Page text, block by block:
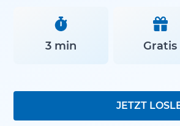
3 min Gratis
JETZT